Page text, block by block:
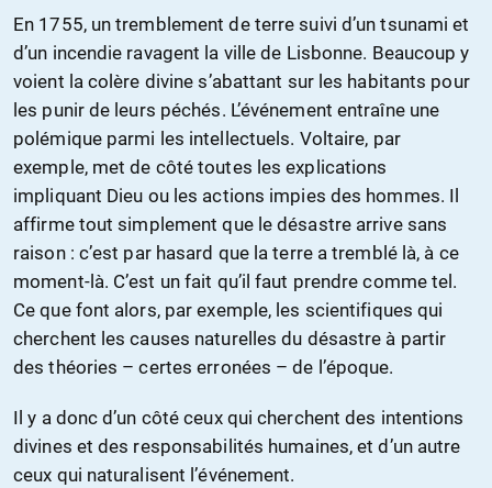
En 1755, un tremblement de terre suivi d’un tsunami et
d’un incendie ravagent la ville de Lisbonne. Beaucoup y
voient la colère divine s’abattant sur les habitants pour
les punir de leurs péchés. L’événement entraîne une
polémique parmi les intellectuels. Voltaire, par
exemple, met de côté toutes les explications
impliquant Dieu ou les actions impies des hommes. Il
affirme tout simplement que le désastre arrive sans
raison : c’est par hasard que la terre a tremblé là, à ce
moment-là. C’est un fait qu’il faut prendre comme tel.
Ce que font alors, par exemple, les scientifiques qui
cherchent les causes naturelles du désastre à partir
des théories – certes erronées – de l’époque.
Il y a donc d’un côté ceux qui cherchent des intentions
divines et des responsabilités humaines, et d’un autre
ceux qui naturalisent l’événement.